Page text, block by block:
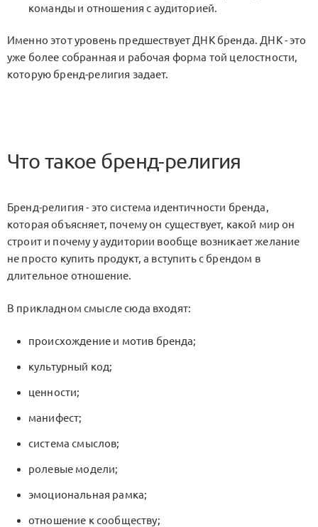
команды и отношения с аудиторией.
Именно этот уровень предшествует ДНК бренда. ДНК - это
уже более собранная и рабочая форма той целостности,
которую бренд-религия задает.
Что такое бренд-религия
Бренд-религия - это система идентичности бренда,
которая объясняет, почему он существует, какой мир он
строит и почему у аудитории вообще возникает желание
не просто купить продукт, а вступить с брендом в
длительное отношение.
В прикладном смысле сюда входят:
происхождение и мотив бренда;
культурный код;
ценности;
манифест;
система смыслов;
ролевые модели;
эмоциональная рамка;
отношение к сообществу;